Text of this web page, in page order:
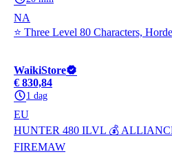
NA
⭐ Three Level 80 Characters,
WaikiStore
€ 830,84
1 dag
EU
HUNTER 480 ILVL 💰
FIREMAW